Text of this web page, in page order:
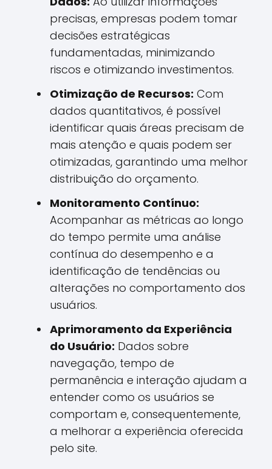
precisas, empresas podem tomar
decisões estratégicas
fundamentadas, minimizando
riscos e otimizando investimentos.
Otimização de Recursos: Com
dados quantitativos, é possível
identificar quais áreas precisam de
mais atenção e quais podem ser
otimizadas, garantindo uma melhor
distribuição do orçamento.
Monitoramento Contínuo:
Acompanhar as métricas ao longo
do tempo permite uma análise
contínua do desempenho e a
identificação de tendências ou
alterações no comportamento dos
usuários.
Aprimoramento da Experiência
do Usuário: Dados sobre
navegação, tempo de
permanência e interação ajudam a
entender como os usuários se
comportam e, consequentemente,
a melhorar a experiência oferecida
pelo site.